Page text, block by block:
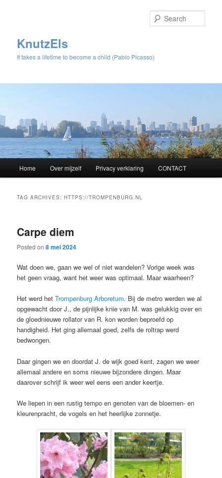
KnutzEls
It takes a lifetime to become a child (Pablo Picasso)
Skip
content
Skip
content
Home Over mijzelf Privacy verklaring CONTACT
TAG ARCHIVES:HTTPS://TROMPENBURG.NL
Carpe diem
Posted on8 mei 2024
Wat doen we, gaan we wel of niet wandelen? Vorige week was
het geen vraag, want het weer was optimaal. Maar waarheen?
Het werd hetTrompenburg Arboretum. Bij de metro werden we al
opgewacht door J., de pijnlijke knie van M. was gelukkig over en
de gloednieuwe rollator van R. kon worden beproefd op
handigheid. Het ging allemaal goed, zelfs de roltrap werd
bedwongen.
Daar gingen we en doordat J. de wijk goed kent, zagen we weer
allemaal andere en soms nieuwe bijzondere dingen. Maar
daarover schrijf ik weer wel eens een ander keertje.
We liepen in een rustig tempo en genoten van de bloemen- en
kleurenpracht, de vogels en het heerlijke zonnetje.